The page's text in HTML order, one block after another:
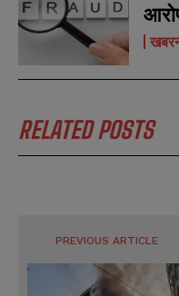
RELATED POSTS
PREVIOUS ARTICLE